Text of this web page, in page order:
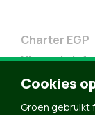
Charter EGP
Nieuwsbrief
Doe Mee
Contact
Cookies
Groen gebruikt